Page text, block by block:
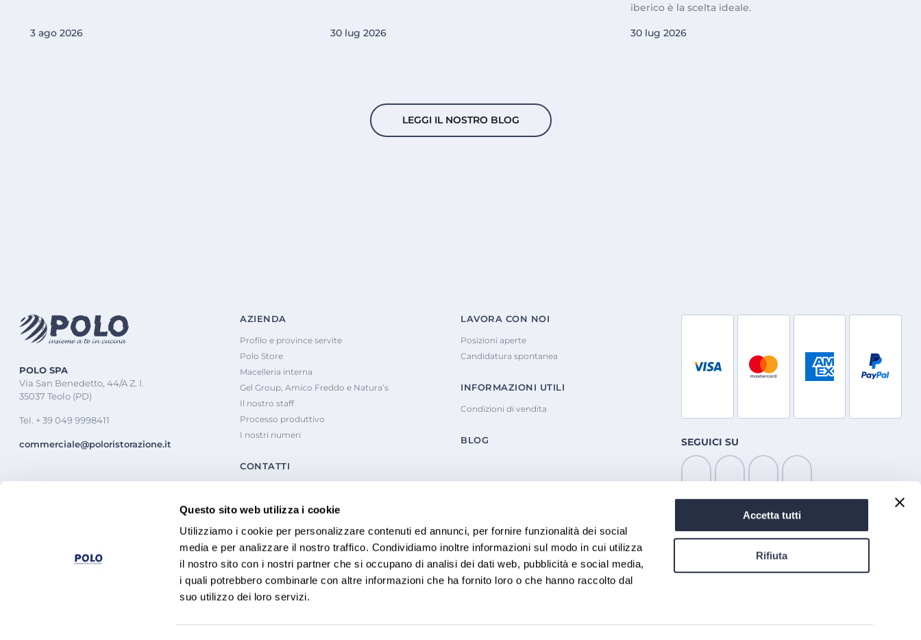
Questo sito web utilizza i cookie
Utilizziamo i cookie per personalizzare contenuti ed annunci, per fornire funzionalità dei social
media e per analizzare il nostro traffico. Condividiamo inoltre informazioni sul modo in cui utilizza
il nostro sito con i nostri partner che si occupano di analisi dei dati web, pubblicità e social media,
i quali potrebbero combinarle con altre informazioni che ha fornito loro o che hanno raccolto dal
suo utilizzo dei loro servizi.
Accetta tutti
Rifiuta
3 ago 2026 30 lug 2026
iberico è la scelta ideale.
30 lug 2026
LEGGI IL NOSTRO BLOG
POLO SPA
Via San Benedetto, 44/A Z. I.
35037 Teolo (PD)
Tel. + 39 049 9998411
commerciale@poloristorazione.it
AZIENDA
Profilo e province servite
Polo Store
Macelleria interna
Gel Group, Amico Freddo e Natura’s
Il nostro staff
Processo produttivo
I nostri numeri
CONTATTI
LAVORA CON NOI
Posizioni aperte
Candidatura spontanea
INFORMAZIONI UTILI
Condizioni di vendita
BLOG SEGUICI SU
Capitale sociale 5.000.000 € i.v.